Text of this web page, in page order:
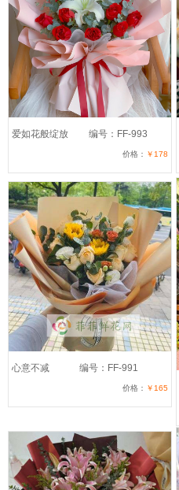
爱如花般绽放 编号：FF-993
价格： ￥178
心意不减 编号：FF-991
价格： ￥165